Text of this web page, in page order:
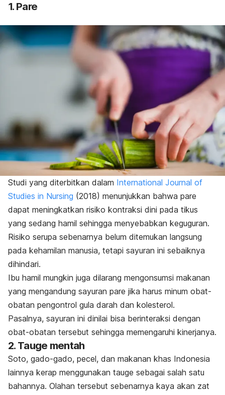
1. Pare
Studi yang diterbitkan dalam International Journal of
Studies in Nursing (2018) menunjukkan bahwa pare
dapat meningkatkan risiko kontraksi dini pada tikus
yang sedang hamil sehingga menyebabkan keguguran.
Risiko serupa sebenarnya belum ditemukan langsung
pada kehamilan manusia, tetapi sayuran ini sebaiknya
dihindari.
Ibu hamil mungkin juga dilarang mengonsumsi makanan
yang mengandung sayuran pare jika harus minum obat-
obatan pengontrol gula darah dan kolesterol.
Pasalnya, sayuran ini dinilai bisa berinteraksi dengan
obat-obatan tersebut sehingga memengaruhi kinerjanya.
2. Tauge mentah
Soto, gado-gado, pecel, dan makanan khas Indonesia
lainnya kerap menggunakan tauge sebagai salah satu
bahannya. Olahan tersebut sebenarnya kaya akan zat